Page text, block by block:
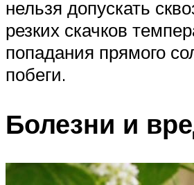
нельзя допускать
резких скачков
попадания прямого
побеги.
Болезни и